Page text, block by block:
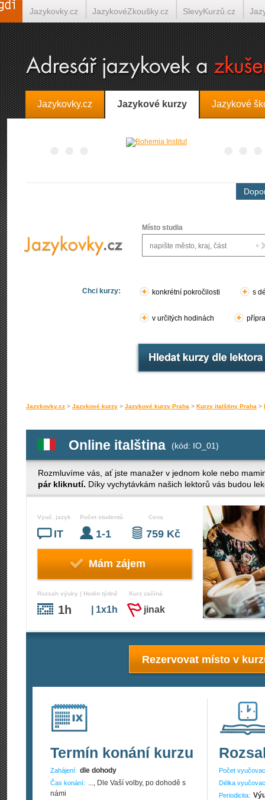
Jazykovky.cz Jazykové kurzy Jazykové
Místo studia
Chci kurzy: konkrétní pokročilosti s
v určitých hodinách
Jazykovky.cz > Jazykové kurzy > Jazykové kurzy Praha > Kurzy italštiny Praha >
Online italština (kód: IO_01)
Rozmluvíme vás, ať jste manažer v jednom kole nebo
pár kliknutí. Díky vychytávkám našich lektorů vás budou
Vyuč. jazyk
IT
Počet studentů
1-1
Cena
759 Kč
Mám zájem
Rozsah výuky | Hodin týdně
1h | 1x1h
Kurz začíná
jinak
Rezervovat místo v
Termín konání kurzu
Zahájení: dle dohody
Čas konání: ..., Dle Vaší volby, po dohodě s
námi
Počet
Délka
Periodicita:
Jazykovky.cz JazykovéZkoušky.cz SlevyKurzů.cz
Španělština on-line Italština on-line Tlumočení-